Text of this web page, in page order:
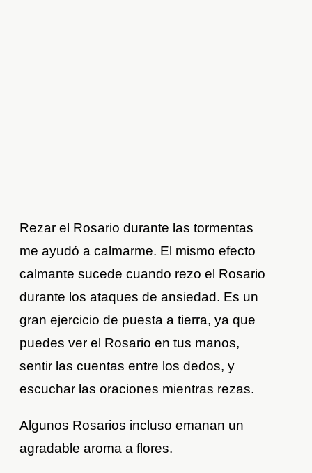
Rezar el Rosario durante las tormentas
me ayudó a calmarme. El mismo efecto
calmante sucede cuando rezo el Rosario
durante los ataques de ansiedad. Es un
gran ejercicio de puesta a tierra, ya que
puedes ver el Rosario en tus manos,
sentir las cuentas entre los dedos, y
escuchar las oraciones mientras rezas.
Algunos Rosarios incluso emanan un
agradable aroma a flores.